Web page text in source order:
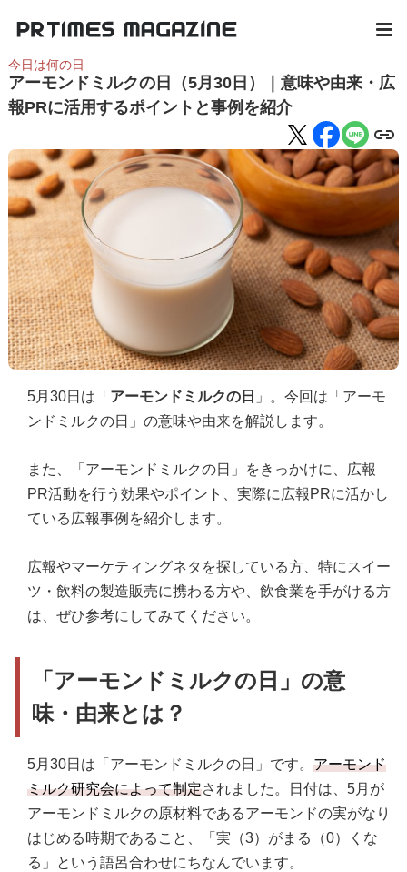
今日は何の日
アーモンドミルクの日（5月30日）｜意味や由来・広
報PRに活用するポイントと事例を紹介
5月30日は「 アーモンドミルクの日 」。今回は「アーモ
ンドミルクの日」の意味や由来を解説します。
また、「アーモンドミルクの日」をきっかけに、広報
PR活動を行う効果やポイント、実際に広報PRに活かし
ている広報事例を紹介します。
広報やマーケティングネタを探している方、特にスイー
ツ・飲料の製造販売に携わる方や、飲食業を手がける方
は、ぜひ参考にしてみてください。
「アーモンドミルクの日」の意
味・由来とは？
5月30日は「アーモンドミルクの日」です。 アーモンド
ミルク研究会によって制定されました。日付は、5月が
アーモンドミルクの原材料であるアーモンドの実がなり
はじめる時期であること、「実（3）がまる（0）くな
る」という語呂合わせにちなんでいます。